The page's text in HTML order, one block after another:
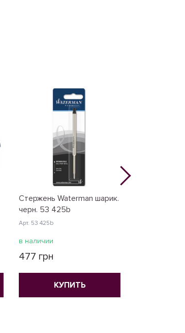
Стержень Waterman шарик.
черн. 53 425b
Арт. 53 425b
в наличии
477 грн
КУПИТЬ